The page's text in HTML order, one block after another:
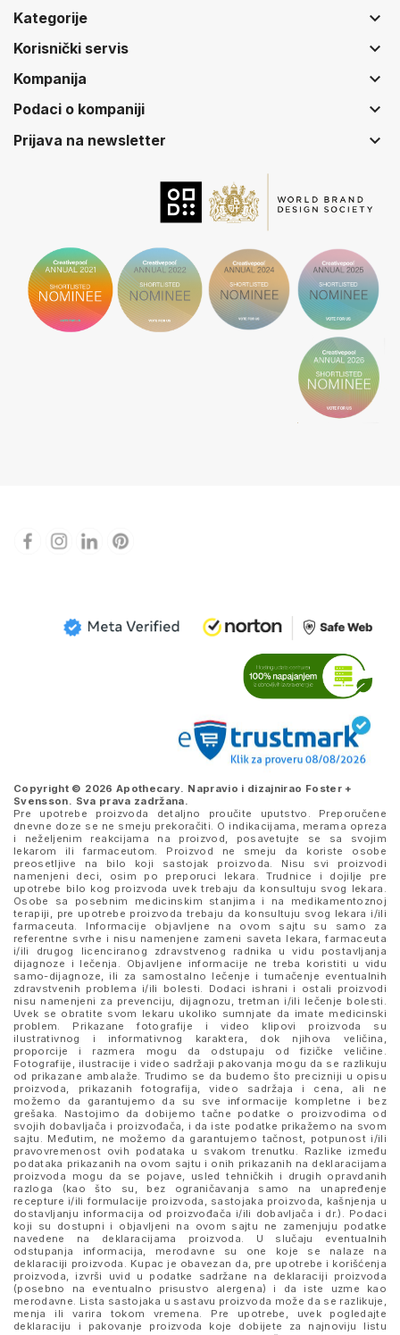
Kategorije keyboard_arrow_down
Korisnički servis keyboard_arrow_down
Kompanija keyboard_arrow_down
Podaci o kompaniji keyboard_arrow_down
Prijava na newsletter keyboard_arrow_down
Copyright © 2026 Apothecary. Napravio i dizajnirao Foster +
Svensson. Sva prava zadržana.
Pre upotrebe proizvoda detaljno proučite uputstvo. Preporučene
dnevne doze se ne smeju prekoračiti. O indikacijama, merama opreza
i neželjenim reakcijama na proizvod, posavetujte se sa svojim
lekarom ili farmaceutom. Proizvod ne smeju da koriste osobe
preosetljive na bilo koji sastojak proizvoda. Nisu svi proizvodi
namenjeni deci, osim po preporuci lekara. Trudnice i dojilje pre
upotrebe bilo kog proizvoda uvek trebaju da konsultuju svog lekara.
Osobe sa posebnim medicinskim stanjima i na medikamentoznoj
terapiji, pre upotrebe proizvoda trebaju da konsultuju svog lekara i/ili
farmaceuta. Informacije objavljene na ovom sajtu su samo za
referentne svrhe i nisu namenjene zameni saveta lekara, farmaceuta
i/ili drugog licenciranog zdravstvenog radnika u vidu postavljanja
dijagnoze i lečenja. Objavljene informacije ne treba koristiti u vidu
samo-dijagnoze, ili za samostalno lečenje i tumačenje eventualnih
zdravstvenih problema i/ili bolesti. Dodaci ishrani i ostali proizvodi
nisu namenjeni za prevenciju, dijagnozu, tretman i/ili lečenje bolesti.
Uvek se obratite svom lekaru ukoliko sumnjate da imate medicinski
problem. Prikazane fotografije i video klipovi proizvoda su
ilustrativnog i informativnog karaktera, dok njihova veličina,
proporcije i razmera mogu da odstupaju od fizičke veličine.
Fotografije, ilustracije i video sadržaji pakovanja mogu da se razlikuju
od prikazane ambalaže. Trudimo se da budemo što precizniji u opisu
proizvoda, prikazanih fotografija, video sadržaja i cena, ali ne
možemo da garantujemo da su sve informacije kompletne i bez
grešaka. Nastojimo da dobijemo tačne podatke o proizvodima od
svojih dobavljača i proizvođača, i da iste podatke prikažemo na svom
sajtu. Međutim, ne možemo da garantujemo tačnost, potpunost i/ili
pravovremenost ovih podataka u svakom trenutku. Razlike između
podataka prikazanih na ovom sajtu i onih prikazanih na deklaracijama
proizvoda mogu da se pojave, usled tehničkih i drugih opravdanih
razloga (kao što su, bez ograničavanja samo na unapređenje
recepture i/ili formulacije proizvoda, sastojaka proizvoda, kašnjenja u
dostavljanju informacija od proizvođača i/ili dobavljača i dr.). Podaci
koji su dostupni i objavljeni na ovom sajtu ne zamenjuju podatke
navedene na deklaracijama proizvoda. U slučaju eventualnih
odstupanja informacija, merodavne su one koje se nalaze na
deklaraciji proizvoda. Kupac je obavezan da, pre upotrebe i korišćenja
proizvoda, izvrši uvid u podatke sadržane na deklaraciji proizvoda
(posebno na eventualno prisustvo alergena) i da iste uzme kao
merodavne. Lista sastojaka u sastavu proizvoda može da se razlikuje,
menja ili varira tokom vremena. Pre upotrebe, uvek pogledajte
deklaraciju i pakovanje proizvoda koje dobijete za najnoviju listu